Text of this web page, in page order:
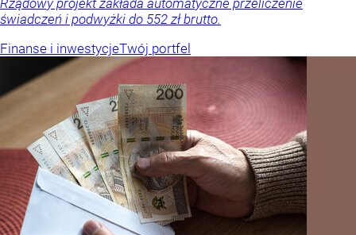
Rządowy projekt zakłada automatyczne przeliczenie
świadczeń i podwyżki do 552 zł brutto.
Finanse i inwestycjeTwój portfel